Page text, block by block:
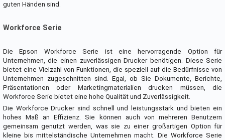
guten Händen sind.
Workforce Serie
Die Epson Workforce Serie ist eine hervorragende Option für
Unternehmen, die einen zuverlässigen Drucker benötigen. Diese Serie
bietet eine Vielzahl von Funktionen, die speziell auf die Bedürfnisse von
Unternehmen zugeschnitten sind. Egal, ob Sie Dokumente, Berichte,
Präsentationen oder Marketingmaterialien drucken müssen, die
Workforce Serie bietet eine hohe Qualität und Zuverlässigkeit.
Die Workforce Drucker sind schnell und leistungsstark und bieten ein
hohes Maß an Effizienz. Sie können auch von mehreren Benutzern
gemeinsam genutzt werden, was sie zu einer großartigen Option für
kleine bis mittelständische Unternehmen macht. Die Workforce Serie